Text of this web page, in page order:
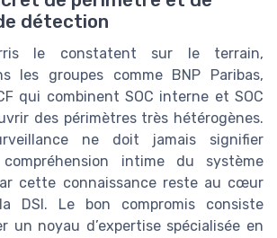
détection
le constatent sur le terrain,
les groupes comme BNP Paribas,
qui combinent SOC interne et SOC
des périmètres très hétérogènes.
ne doit jamais signifier
intime du système
cette connaissance reste au cœur
DSI. Le bon compromis consiste
un noyau d’expertise spécialisée en